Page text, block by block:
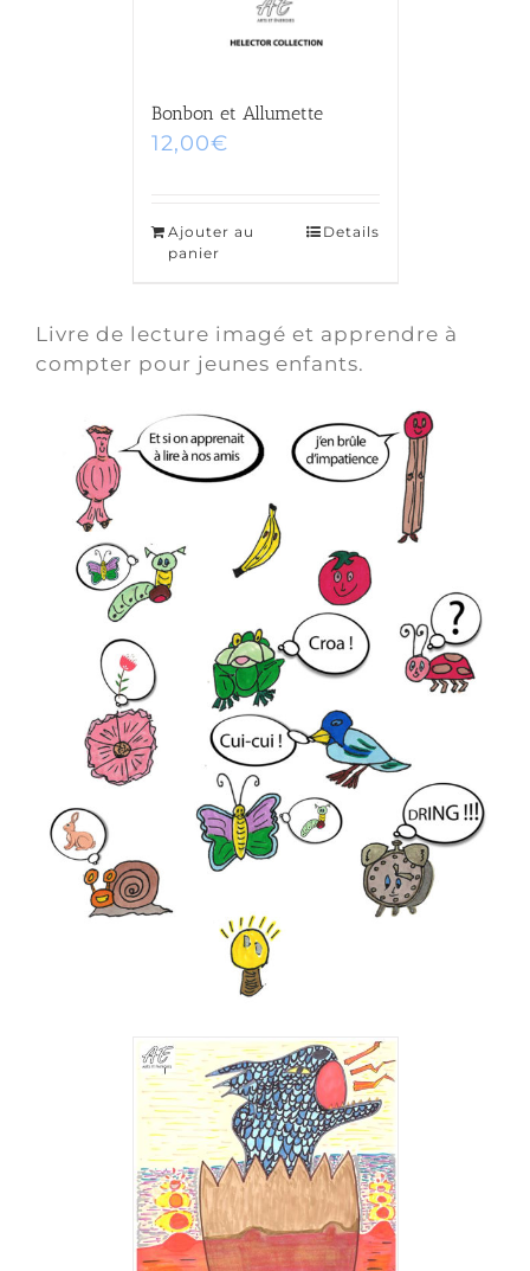
Bonbon et Allumette
12,00€
Ajouter au
panier
Details
Livre de lecture imagé et apprendre à
compter pour jeunes enfants.